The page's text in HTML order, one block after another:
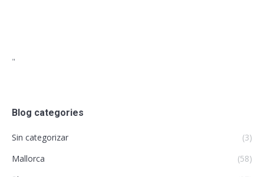
"
Blog categories
Sin categorizar
(3)
Mallorca
(58)